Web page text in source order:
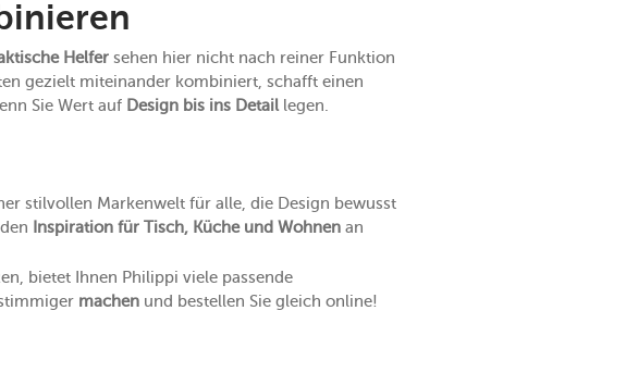
Helfer sehen hier nicht nach reiner Funktion
gezielt miteinander kombiniert, schafft einen
Sie Wert auf Design bis ins Detaillegen.
stilvollen Markenwelt für alle, die Design bewusst
Inspiration für Tisch, Küche und Wohnen an
bietet Ihnen Philippi viele passende
machen und bestellen Sie gleich online!